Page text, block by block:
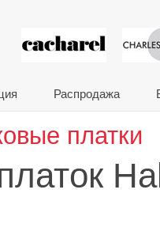
Распродажа
платки